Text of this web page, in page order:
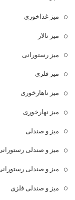
ميز غذاخوري
میز تالار
میز رستورانی
میز فلزی
میز ناهارخوری
میز نهارخوری
میز و صندلی
میز و صندلی
میز و صندلی
میز و صندلی فلزی